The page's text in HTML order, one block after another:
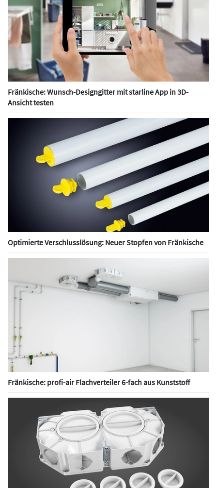
Fränkische: Wunsch-Designgitter mit starline App in 3D-
Ansicht testen
Optimierte Verschlusslösung: Neuer Stopfen von Fränkische
Fränkische: profi-air Flachverteiler 6-fach aus Kunststoff